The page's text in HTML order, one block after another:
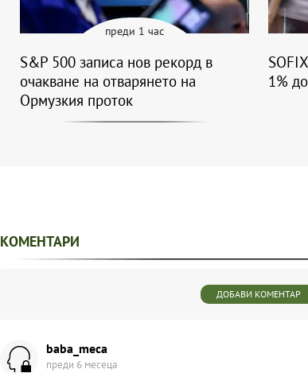
преди 1 час
S&P 500 записа нов рекорд в
очакване на отварянето на
Ормузкия проток
1%
КОМЕНТАРИ
ДОБАВИ КОМЕНТАР
baba_meca
преди 6 месеца